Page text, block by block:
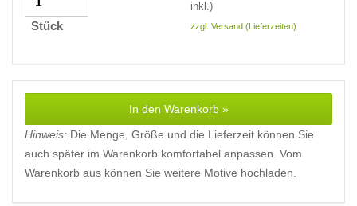
Stück
inkl.)
zzgl. Versand (Lieferzeiten)
In den Warenkorb »
Hinweis: Die Menge, Größe und die Lieferzeit können Sie
auch später im Warenkorb komfortabel anpassen. Vom
Warenkorb aus können Sie weitere Motive hochladen.